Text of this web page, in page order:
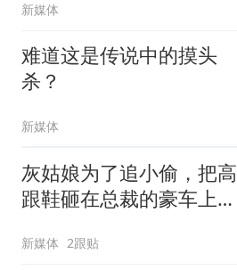
新媒体
难道这是传说中的摸头
杀？
新媒体
灰姑娘为了追小偷，把高
跟鞋砸在总裁的豪车上，
新媒体 2跟贴